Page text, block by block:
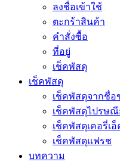
ลงชื่อเข้าใช้
ตะกร้าสินค้า
คำสั่งซื้อ
ที่อยู่
เช็คพัสดุ
เช็คพัสดุ
เช็คพัสดุจากชื่
เช็คพัสดุไปรษณี
เช็คพัสดุเคอรี่เ
เช็คพัสดุแฟรช
บทความ